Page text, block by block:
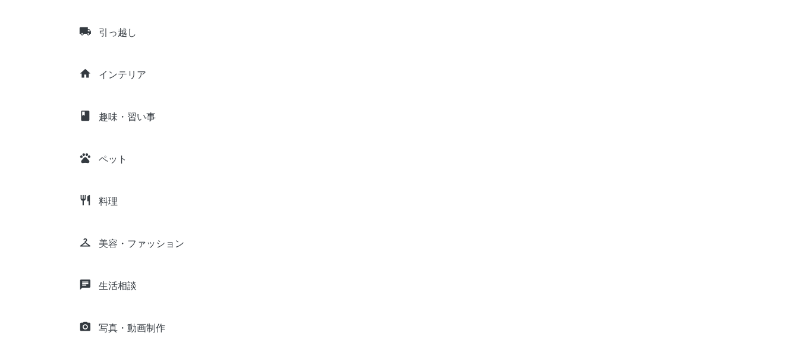
local_shipping 引っ越し
home インテリア
class 趣味・習い事
pets ペット
restaurant 料理
checkroom 美容・ファッション
chat 生活相談
camera_alt 写真・動画制作